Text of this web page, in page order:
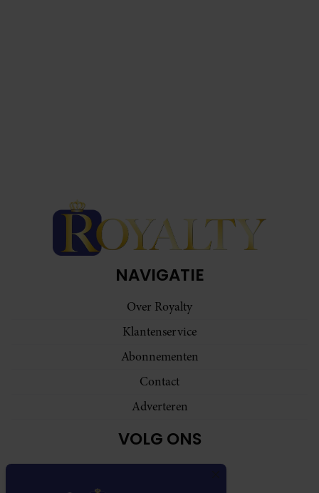
NAVIGATIE
Over Royalty
Klantenservice
Abonnementen
Contact
Adverteren
VOLG ONS